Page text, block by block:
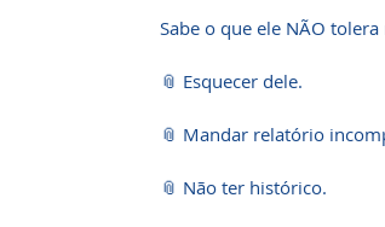
Sabe o que ele NÃO tolera
📎 Esquecer dele.
📎 Mandar relatório
📎 Não ter histórico.